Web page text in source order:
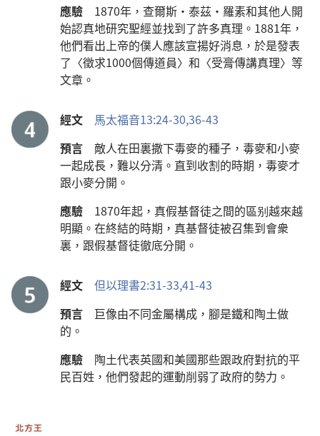
應驗 1870年，查爾斯·泰茲·羅素和其他人開
始認真地研究聖經並找到了許多真理。1881年，
他們看出上帝的僕人應該宣揚好消息，於是發表
了〈徵求1000個傳道員〉和〈受膏傳講真理〉等
文章。
經文 馬太福音13:24-30,36-43
預言 敵人在田裏撒下毒麥的種子，毒麥和小麥
一起成長，難以分清。直到收割的時期，毒麥才
跟小麥分開。
應驗 1870年起，真假基督徒之間的區别越來越
明顯。在終結的時期，真基督徒被召集到會衆
裏，跟假基督徒徹底分開。
經文 但以理書2:31-33,41-43
預言 巨像由不同金屬構成，腳是鐵和陶土做
的。
應驗 陶土代表英國和美國那些跟政府對抗的平
民百姓，他們發起的運動削弱了政府的勢力。